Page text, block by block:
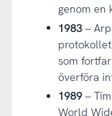
genom en
1983–
som
överföra
1989–
World